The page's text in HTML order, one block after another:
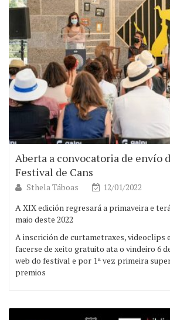
Aberta a convocatoria de envío
Festival de Cans
Sthela Táboas
12/01/2022
A XIX edición regresará a primaveira e
maio deste 2022
A inscrición de curtametraxes, videoclips
facerse de xeito gratuito ata o vindeiro 6
web do festival e por 1ª vez primeira
premios